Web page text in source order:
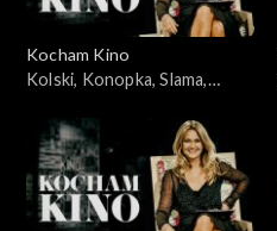
Kocham Kino
Kolski, Konopka, Slama,